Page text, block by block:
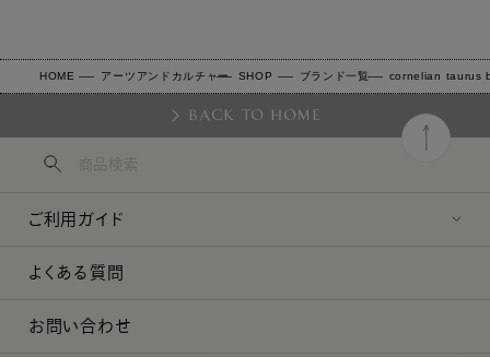
HOME アーツアンドカルチャー SHOP ブランド一覧 cornelian taurus
BACK TO HOME
ご利用ガイド
よくある質問
お問い合わせ